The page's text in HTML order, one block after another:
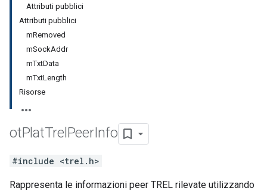
Attributi pubblici
Attributi pubblici
mRemoved
mSockAddr
mTxtData
mTxtLength
Risorse
otPlatTrel PeerInfo
#include <trel.h>
Rappresenta le informazioni peer TREL rilevate utilizzando